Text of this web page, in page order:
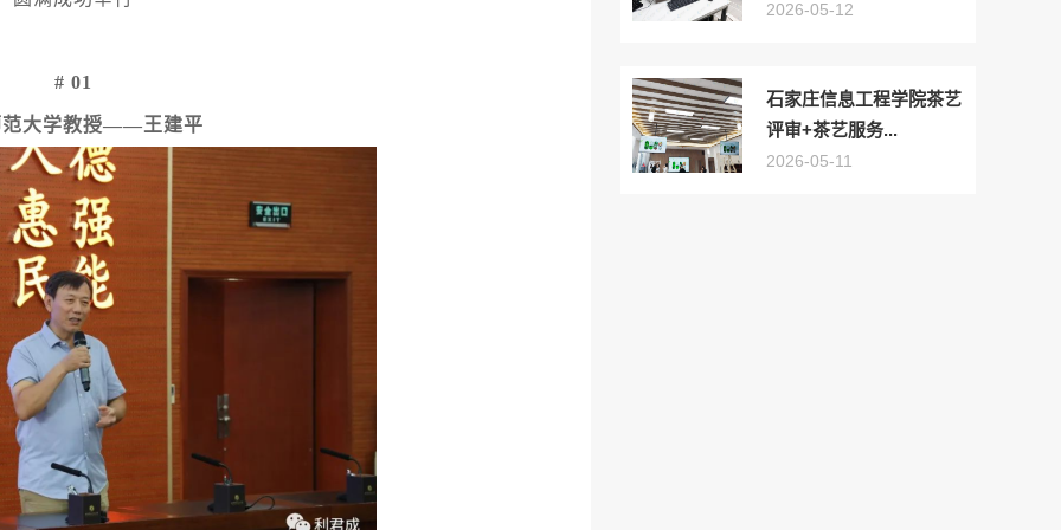
# 01
大学教授——王建平
2026-05-12
石家庄信息工程学院茶艺
评审+茶艺服务...
2026-05-11